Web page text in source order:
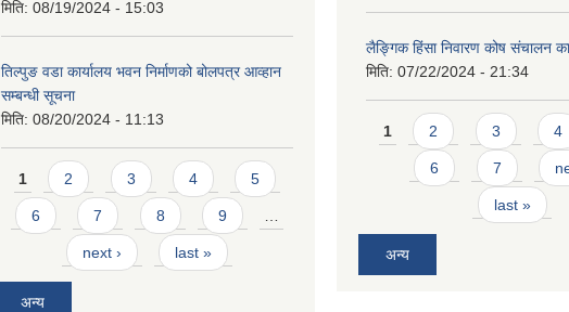
मिति: 08/19/2024 - 15:03
तिल्पुङ वडा कार्यालय भवन निर्माणको बोलपत्र आव्हान
सम्बन्धी सूचना
मिति: 08/20/2024 - 11:13
Pages
1 2 3 4 5
6 7 8 9
next › last »
अन्य
लैङ्गिक हिंसा निवारण कोष संचालन
मिति: 07/22/2024 - 21:34
Pages
1 2 3 4
6 7
last »
अन्य